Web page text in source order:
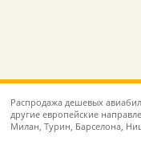
Распродажа дешевых
другие европейские
Милан, Турин, Барселона,